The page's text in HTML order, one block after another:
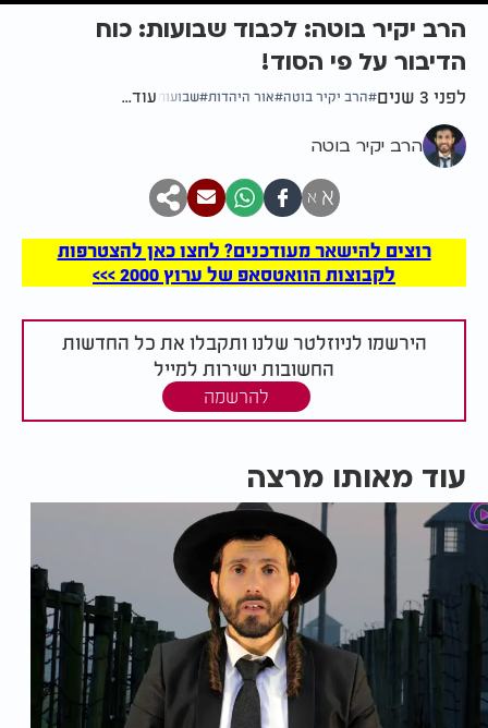
הרב יקיר בוטה: לכבוד שבועות: כוח
הדיבור על פי הסוד!
לפני 3 שנים הרב יקיר בוטה אור היהדות שבועות עוד...
הרב יקיר בוטה
א א
רוצים להישאר מעודכנים? לחצו כאן להצטרפות
לקבוצות הוואטסאפ של ערוץ 2000 >>>
הירשמו לניוזלטר שלנו ותקבלו את כל החדשות
החשובות ישירות למייל
להרשמה
עוד מאותו מרצה